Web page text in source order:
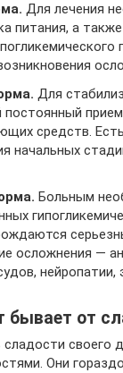
Для лечения
питания, а
Для
прием
средств.
начальных
Больным
осложнения —
нейропатии,
бывает от
своего
Они